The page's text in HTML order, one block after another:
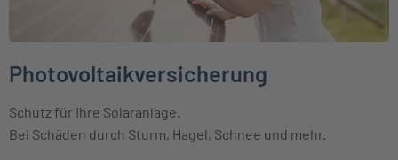
Photovoltaikversicherung
Schutz für Ihre Solaranlage.
Bei Schäden durch Sturm, Hagel, Schnee und mehr.